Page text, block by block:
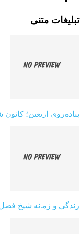
تبلیغات متنی
پیاده‌روی اربعین؛
زندگی و زمانه شیخ فضل